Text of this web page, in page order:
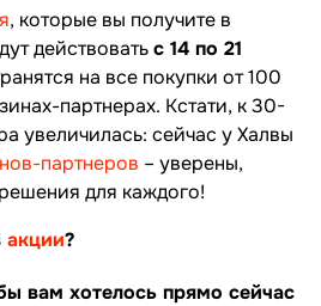
, которые вы получите в
действоватьс 14 по 21
на все покупки от 100
партнерах. Кстати, к 30-
увеличилась: сейчас у Халвы
партнеров – уверены,
для каждого!
акции?
вам хотелось прямо сейчас